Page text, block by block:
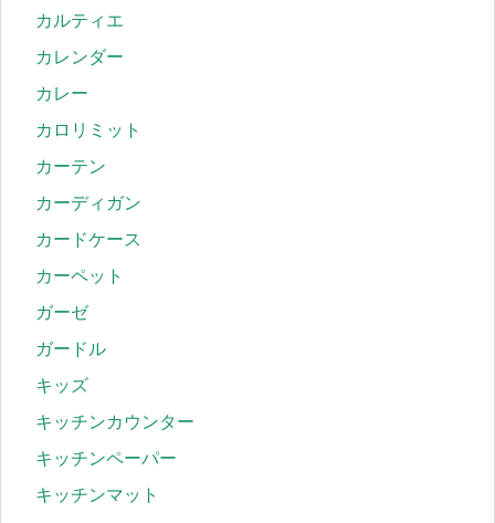
カルティエ
カレンダー
カレー
カロリミット
カーテン
カーディガン
カードケース
カーペット
ガーゼ
ガードル
キッズ
キッチンカウンター
キッチンペーパー
キッチンマット